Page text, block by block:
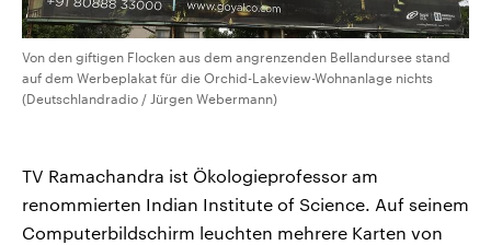
Von den giftigen Flocken aus dem angrenzenden Bellandursee stand
auf dem Werbeplakat für die Orchid-Lakeview-Wohnanlage nichts
(Deutschlandradio / Jürgen Webermann)
TV Ramachandra ist Ökologieprofessor am
renommierten Indian Institute of Science. Auf seinem
Computerbildschirm leuchten mehrere Karten von